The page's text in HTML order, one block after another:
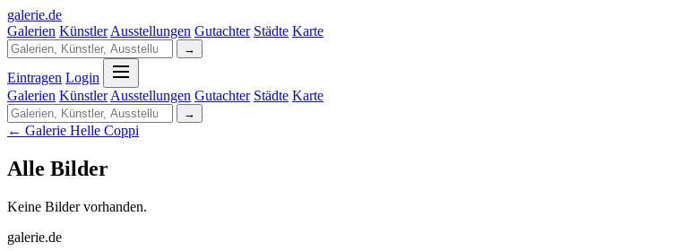
galerie.de
Galerien Künstler Ausstellungen Gutachter Städte Karte
→
Eintragen Login
Galerien Künstler Ausstellungen Gutachter Städte Karte
→
← Galerie Helle Coppi
Alle Bilder
Keine Bilder vorhanden.
galerie.de